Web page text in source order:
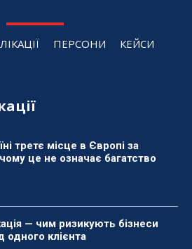
ПЕРСОНИ КЕЙСИ
третє місце в Європі за
це не означає багатство
— чим ризикують бізнеси
одного клієнта